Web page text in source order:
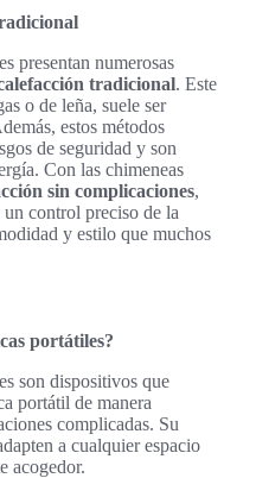
presentan numerosas
tradicional. Este
o de leña, suele ser
estos métodos
de seguridad y son
Con las chimeneas
sin complicaciones,
un control preciso de la
y estilo que muchos
portátiles?
son dispositivos que
portátil de manera
complicadas. Su
a cualquier espacio
acogedor.